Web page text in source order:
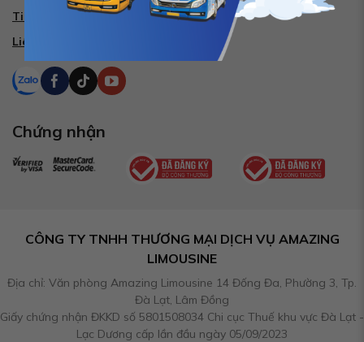
Tin tức
Liên hệ
Chứng nhận
CÔNG TY TNHH THƯƠNG MẠI DỊCH VỤ AMAZING
LIMOUSINE
Địa chỉ: Văn phòng Amazing Limousine 14 Đống Đa, Phường 3, Tp.
Đà Lạt, Lâm Đồng
Giấy chứng nhận ĐKKD số 5801508034 Chi cục Thuế khu vực Đà Lạt -
Lạc Dương cấp lần đầu ngày 05/09/2023